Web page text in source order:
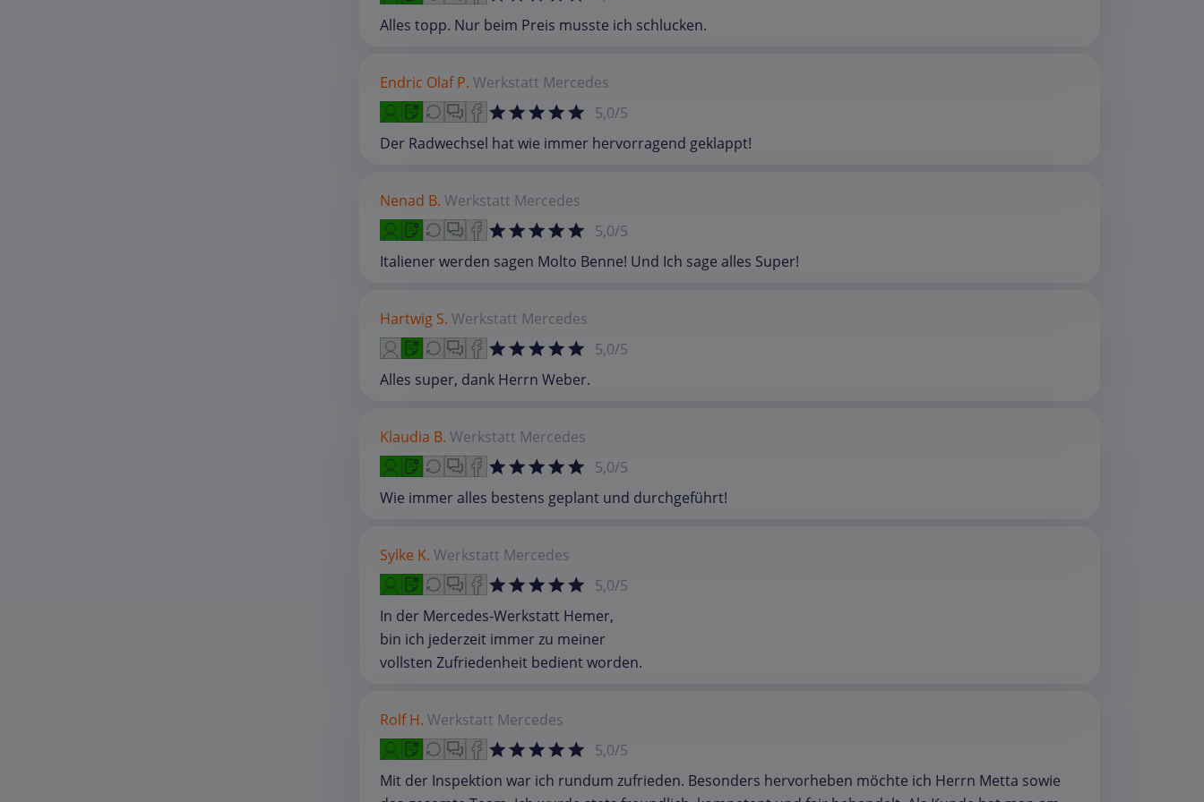
Alles topp. Nur beim Preis musste ich schlucken.
Endric Olaf P. Werkstatt Mercedes
5,0/5
Der Radwechsel hat wie immer hervorragend geklappt!
Nenad B. Werkstatt Mercedes
5,0/5
Italiener werden sagen Molto Benne! Und Ich sage alles Super!
Hartwig S. Werkstatt Mercedes
5,0/5
Alles super, dank Herrn Weber.
Klaudia B. Werkstatt Mercedes
5,0/5
Wie immer alles bestens geplant und durchgeführt!
Sylke K. Werkstatt Mercedes
5,0/5
In der Mercedes-Werkstatt Hemer,
bin ich jederzeit immer zu meiner
vollsten Zufriedenheit bedient worden.
Rolf H. Werkstatt Mercedes
5,0/5
Mit der Inspektion war ich rundum zufrieden. Besonders hervorheben möchte ich Herrn Metta sowie